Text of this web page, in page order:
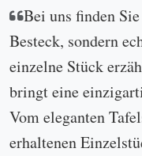
Bei uns finden
Besteck, sondern
einzelne Stück
bringt eine
Vom eleganten
erhaltenen